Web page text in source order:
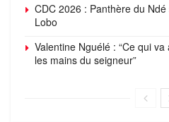
CDC 2026 : Panthère du
Lobo
Valentine Nguélé : “Ce qui
les mains du seigneur”